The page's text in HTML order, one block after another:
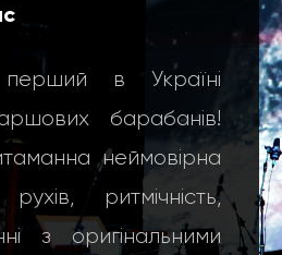
в Україні
барабанів!
неймовірна
ритмічність,
з оригінальними